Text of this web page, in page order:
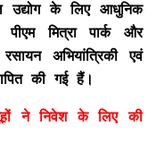
उद्योग के लिए आधुनिक
मित्रा पार्क और
अभियांत्रिकी एवं
की गई हैं।
ने निवेश के लिए की